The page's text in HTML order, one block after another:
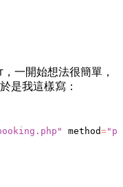
，一開始想法很簡單，
是我這樣寫：
method=